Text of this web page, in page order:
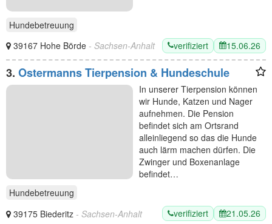
Hundebetreuung
39167 Hohe Börde - Sachsen-Anhalt verifiziert 15.06.26
3. Ostermanns Tierpension & Hundeschule
In unserer Tierpension können
wir Hunde, Katzen und Nager
aufnehmen. Die Pension
befindet sich am Ortsrand
alleinliegend so das die Hunde
auch lärm machen dürfen. Die
Zwinger und Boxenanlage
befindet…
Hundebetreuung
39175 Biederitz - Sachsen-Anhalt verifiziert 21.05.26